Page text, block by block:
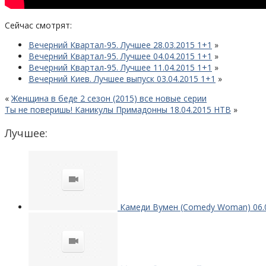
Сейчас смотрят:
Вечерний Квартал-95. Лучшее 28.03.2015 1+1 »
Вечерний Квартал-95. Лучшее 04.04.2015 1+1 »
Вечерний Квартал-95. Лучшее 11.04.2015 1+1 »
Вечерний Киев. Лучшее выпуск 03.04.2015 1+1 »
« Женщина в беде 2 сезон (2015) все новые серии
Ты не поверишь! Каникулы Примадонны 18.04.2015 НТВ »
Лучшее:
Камеди Вумен (Comedy Woman)